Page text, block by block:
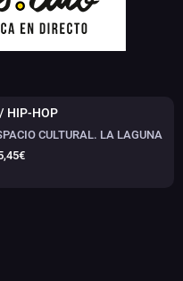
/ HIP-HOP
CULTURAL. LA LAGUNA